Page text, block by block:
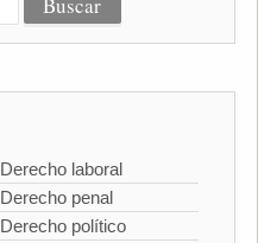
Derecho laboral
Derecho penal
Derecho político